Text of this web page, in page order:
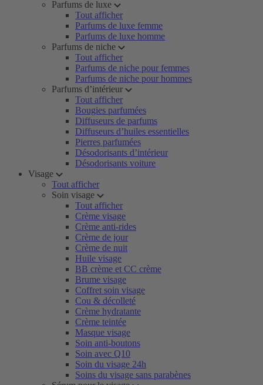
Parfums de luxe
Tout afficher
Parfums de luxe femme
Parfums de luxe homme
Parfums de niche
Tout afficher
Parfums de niche pour femmes
Parfums de niche pour hommes
Parfums d’intérieur
Tout afficher
Bougies parfumées
Diffuseurs de parfums
Diffuseurs d’huiles essentielles
Pierres parfumées
Désodorisants d’intérieur
Désodorisants voiture
Visage
Tout afficher
Soin visage
Tout afficher
Crème visage
Crème anti-rides
Crème de jour
Crème de nuit
Huile visage
BB crème et CC crème
Brume visage
Coffret soin visage
Cou & décolleté
Crème hydratante
Crème teintée
Masque visage
Soin anti-boutons
Soin avec Q10
Soin du visage 24h
Soins du visage sans parabènes